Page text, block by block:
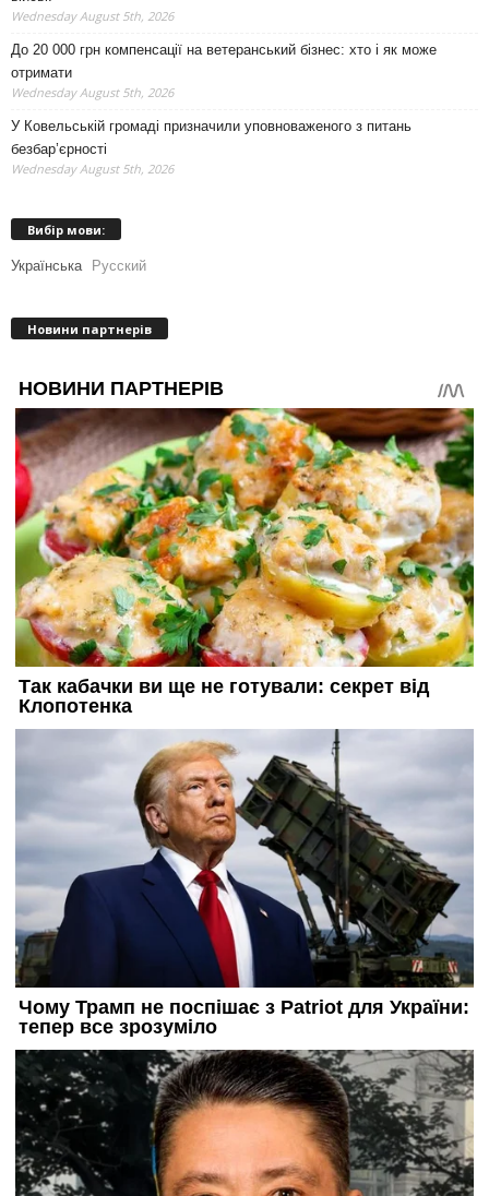
Wednesday August 5th, 2026
До 20 000 грн компенсації на ветеранський бізнес: хто і як може
отримати
Wednesday August 5th, 2026
У Ковельській громаді призначили уповноваженого з питань
безбар’єрності
Wednesday August 5th, 2026
Вибір мови:
Українська Русский
Новини партнерів